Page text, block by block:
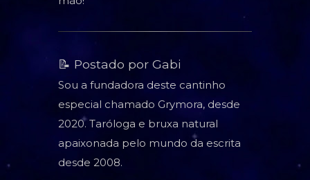
📝 Postado por Gabi
Sou a fundadora deste cantinho
especial chamado Grymora, desde
2020. Taróloga e bruxa natural
apaixonada pelo mundo da escrita
desde 2008.